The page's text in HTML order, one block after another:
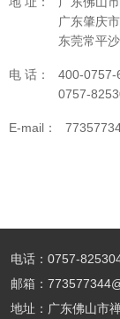
广东肇庆
东莞常平
电 话：
400-0757-
0757-
E-mail：
电话：0757-
邮箱：
地址：广东佛山市